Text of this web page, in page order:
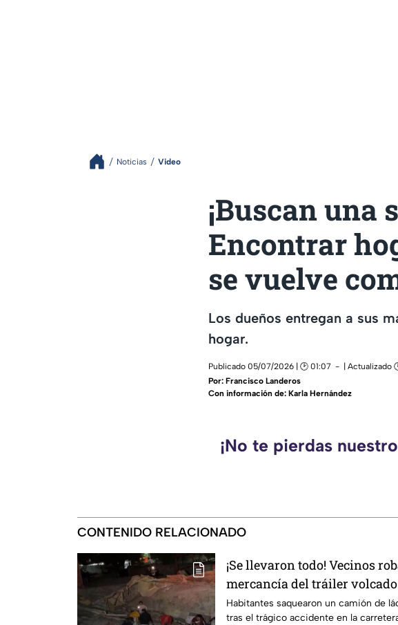
Noticias Video
¡Buscan una
Encontrar
se vuelve
Los dueños entregan a sus
hogar.
Publicado 05/07/2026 | 🕑 01:07
| Actualizado
Por: Francisco Landeros
Con información de: Karla Hernández
¡No te pierdas
CONTENIDO RELACIONADO
¡Se llevaron todo! Vecinos
mercancía del tráiler
carretera de Irapuato
Habitantes saquearon un camión de
tras el trágico accidente en la